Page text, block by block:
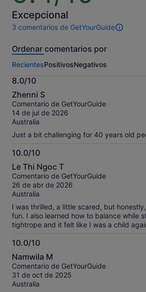
10
Excepcional
3 comentarios de GetYourGuide
3 comentarios
esta
Más
información
sobre
nuestros
comentarios
contrastados.
Ordenar comentarios por
RecientesPositivosNegativos
8.0/10
8.0
sobre
10
Zhenni S
Comentario de GetYourGuide
14 de jul de 2026
Australia
Just a bit challenging for 40 years old
10.0/10
10.0
sobre
10
Le Thi Ngoc T
Comentario de GetYourGuide
26 de abr de 2026
Australia
I was thrilled, a little scared, but
fun. I also learned how to balance while
tightrope and it felt like I was a child
10.0/10
10.0
sobre
10
Namwila M
Comentario de GetYourGuide
31 de oct de 2025
Australia